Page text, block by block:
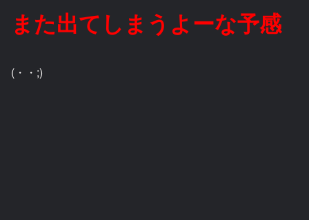
また出てしまうよーな予感
(・・;)